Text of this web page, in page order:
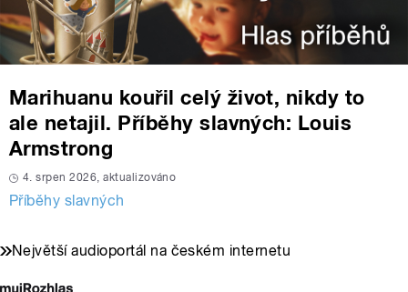
Marihuanu kouřil celý život, nikdy to
ale netajil. Příběhy slavných: Louis
Armstrong
4. srpen 2026, aktualizováno
Příběhy slavných
Největší audioportál na českém internetu